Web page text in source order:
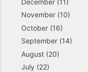
November (10)
October (16)
September (14)
August (20)
July (22)